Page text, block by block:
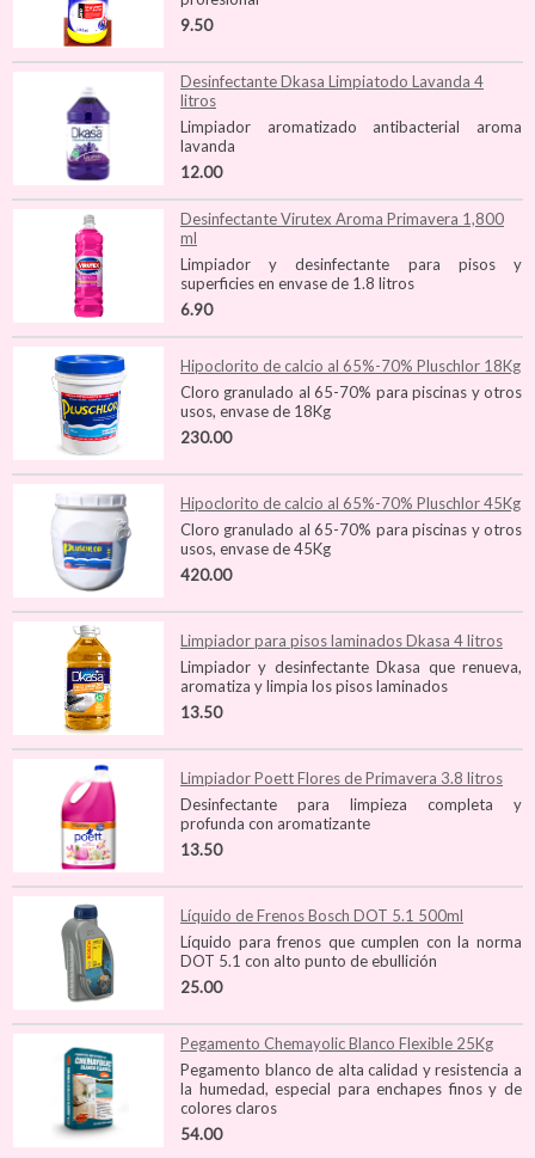
9.50
Desinfectante Dkasa Limpiatodo Lavanda 4
litros
Limpiador aromatizado antibacterial aroma
lavanda
12.00
Desinfectante Virutex Aroma Primavera 1,800
ml
Limpiador y desinfectante para pisos y
superficies en envase de 1.8 litros
6.90
Hipoclorito de calcio al 65%-70% Pluschlor 18Kg
Cloro granulado al 65-70% para piscinas y otros
usos, envase de 18Kg
230.00
Hipoclorito de calcio al 65%-70% Pluschlor 45Kg
Cloro granulado al 65-70% para piscinas y otros
usos, envase de 45Kg
420.00
Limpiador para pisos laminados Dkasa 4 litros
Limpiador y desinfectante Dkasa que renueva,
aromatiza y limpia los pisos laminados
13.50
Limpiador Poett Flores de Primavera 3.8 litros
Desinfectante para limpieza completa y
profunda con aromatizante
13.50
Líquido de Frenos Bosch DOT 5.1 500ml
Líquido para frenos que cumplen con la norma
DOT 5.1 con alto punto de ebullición
25.00
Pegamento Chemayolic Blanco Flexible 25Kg
Pegamento blanco de alta calidad y resistencia a
la humedad, especial para enchapes finos y de
colores claros
54.00